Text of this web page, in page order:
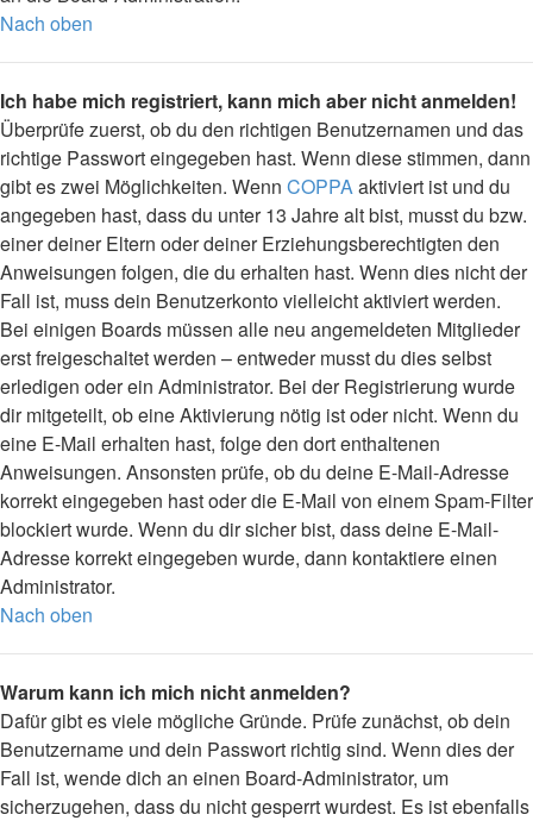
Nach oben
Ich habe mich registriert, kann mich aber nicht anmelden!
Überprüfe zuerst, ob du den richtigen Benutzernamen und das
richtige Passwort eingegeben hast. Wenn diese stimmen, dann
gibt es zwei Möglichkeiten. Wenn COPPAaktiviert ist und du
angegeben hast, dass du unter 13 Jahre alt bist, musst du bzw.
einer deiner Eltern oder deiner Erziehungsberechtigten den
Anweisungen folgen, die du erhalten hast. Wenn dies nicht der
Fall ist, muss dein Benutzerkonto vielleicht aktiviert werden.
Bei einigen Boards müssen alle neu angemeldeten Mitglieder
erst freigeschaltet werden – entweder musst du dies selbst
erledigen oder ein Administrator. Bei der Registrierung wurde
dir mitgeteilt, ob eine Aktivierung nötig ist oder nicht. Wenn du
eine E-Mail erhalten hast, folge den dort enthaltenen
Anweisungen. Ansonsten prüfe, ob du deine E-Mail-Adresse
korrekt eingegeben hast oder die E-Mail von einem Spam-Filter
blockiert wurde. Wenn du dir sicher bist, dass deine E-Mail-
Adresse korrekt eingegeben wurde, dann kontaktiere einen
Administrator.
Nach oben
Warum kann ich mich nicht anmelden?
Dafür gibt es viele mögliche Gründe. Prüfe zunächst, ob dein
Benutzername und dein Passwort richtig sind. Wenn dies der
Fall ist, wende dich an einen Board-Administrator, um
sicherzugehen, dass du nicht gesperrt wurdest. Es ist ebenfalls